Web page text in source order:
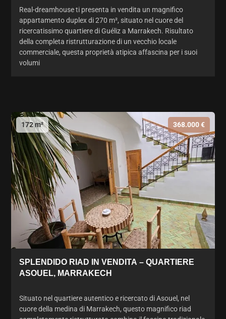
Real-dreamhouse ti presenta in vendita un magnifico
appartamento duplex di 270 m², situato nel cuore del
ricercatissimo quartiere di Guéliz a Marrakech. Risultato
della completa ristrutturazione di un vecchio locale
commerciale, questa proprietà atipica affascina per i suoi
volumi
172 m² 368.000 €
SPLENDIDO RIAD IN VENDITA – QUARTIERE
ASOUEL, MARRAKECH
Situato nel quartiere autentico e ricercato di Asouel, nel
cuore della medina di Marrakech, questo magnifico riad